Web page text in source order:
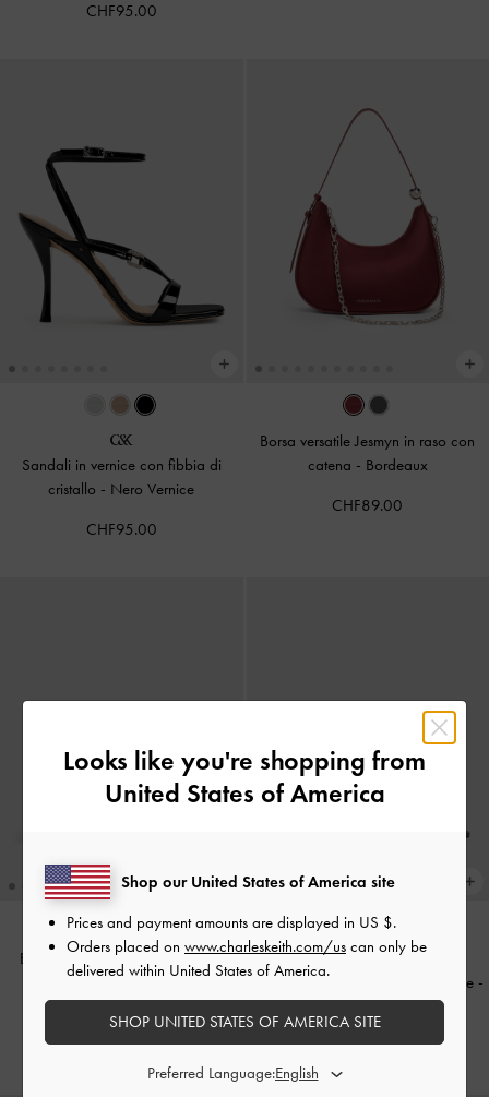
CHF95.00
Sandali in vernice con fibbia di
cristallo - Nero Vernice
CHF95.00
Borsa versatile Jesmyn in raso con
catena - Bordeaux
CHF89.00
Borsa a mano allungata Lilibet-
CHF89.00
Sandali kitten heel infradito in pelle -
CHF95.00
Looks like you're shopping from
United States of America
Shop our United States of America site
Prices and payment amounts are displayed in US $.
Orders placed on www.charleskeith.com/us can only be
delivered within United States of America.
SHOP UNITED STATES OF AMERICA SITE
Preferred Language: